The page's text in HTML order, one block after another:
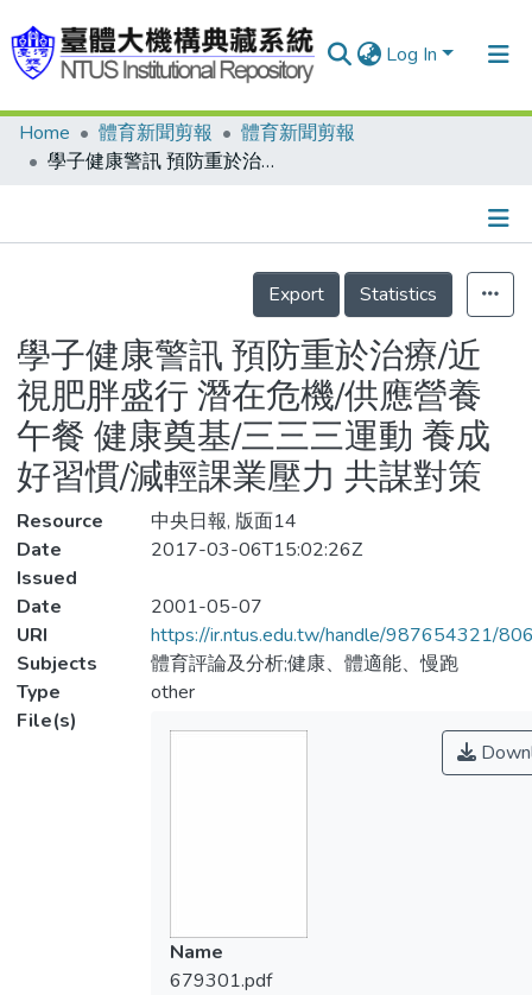
Log In
Communities & Collections
Statistics
Home 體育新聞剪報
體育新聞剪報
學子健康警訊 預防重於治療/近視肥胖盛行 潛在危機/供應營養午餐 健康奠基/三三三運動 養成好習慣/減輕課業壓力 共謀對策
Details
Export
Statistics
學子健康警訊 預防重於治療/近
視肥胖盛行 潛在危機/供應營養
午餐 健康奠基/三三三運動 養成
好習慣/減輕課業壓力 共謀對策
Resource
中央日報, 版面14
Date
Issued
2017-03-06T15:02:26Z
Date
2001-05-07
URI
https://ir.ntus.edu.tw/handle/987654321/
Subjects
體育評論及分析;健康、體適能、慢跑
Type
other
File(s)
Name
679301.pdf